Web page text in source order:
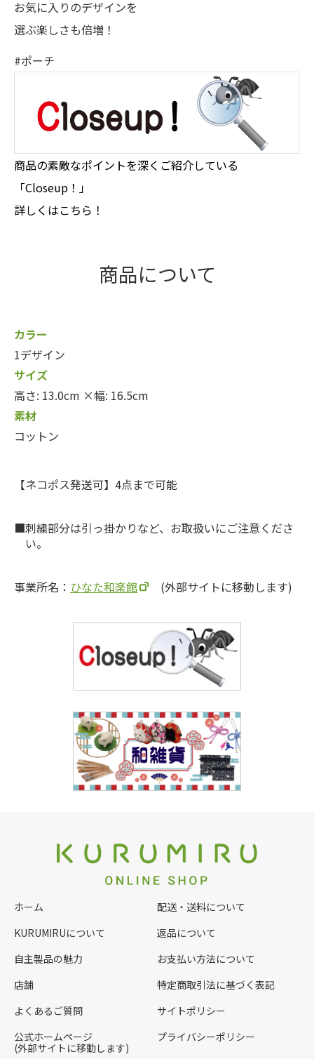
お気に入りのデザインを
選ぶ楽しさも倍増！
#ポーチ
商品の素敵なポイントを深くご紹介している
「Closeup！」
詳しくはこちら！
商品について
カラー
1デザイン
サイズ
高さ: 13.0cm ×幅: 16.5cm
素材
コットン
【ネコポス発送可】4点まで可能
刺繍部分は引っ掛かりなど、お取扱いにご注意くださ
い。
事業所名： ひなた和楽館 (外部サイトに移動します)
ホーム
KURUMIRUについて
自主製品の魅力
店舗
よくあるご質問
公式ホームページ
(外部サイトに移動します)
配送・送料について
返品について
お支払い方法について
特定商取引法に基づく表記
サイトポリシー
プライバシーポリシー